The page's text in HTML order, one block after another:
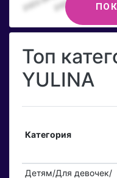
Топ
YULINA
Категория
Детям/Для девочек/